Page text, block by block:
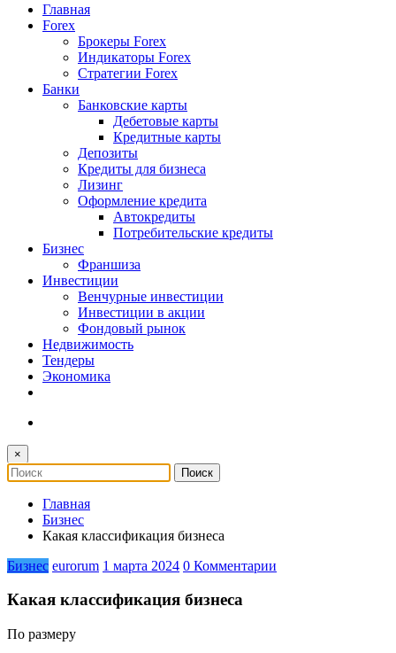
Главная
Forex
Брокеры Forex
Индикаторы Forex
Стратегии Forex
Банки
Банковские карты
Дебетовые карты
Кредитные карты
Депозиты
Кредиты для бизнеса
Лизинг
Оформление кредита
Автокредиты
Потребительские кредиты
Бизнес
Франшиза
Инвестиции
Венчурные инвестиции
Инвестиции в акции
Фондовый рынок
Недвижимость
Тендеры
Экономика
×
Главная
Бизнес
Какая классификация бизнеса
Бизнес eurorum 1 марта 2024 0 Комментарии
Какая классификация бизнеса
По размеру